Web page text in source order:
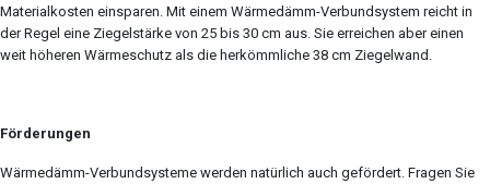
Materialkosten einsparen. Mit einem Wärmedämm-Verbundsystem reicht in
der Regel eine Ziegelstärke von 25 bis 30 cm aus. Sie erreichen aber einen
weit höheren Wärmeschutz als die herkömmliche 38 cm Ziegelwand.
Förderungen
Wärmedämm-Verbundsysteme werden natürlich auch gefördert. Fragen Sie